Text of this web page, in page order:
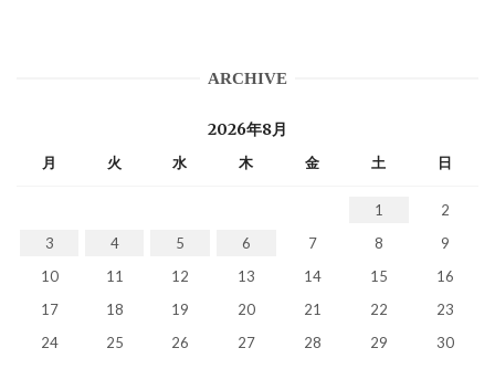
ARCHIVE
2026年8月
月 火 水 木 金 土 日
1
2
3
4 5 6 7 8
9
10
11 12 13 14 15
16
17
18 19 20 21 22
23
24
25 26 27 28 29
30